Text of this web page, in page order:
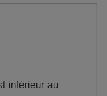
inférieur au